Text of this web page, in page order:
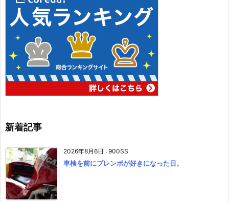
新着記事
2026年8月6日 : 900SS
車検を前にブレンボが好きになった日。